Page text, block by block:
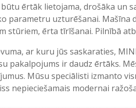
ērtāk lietojama, drošāka un
parametru uzturēšanai. Mašīna
stūriem, ērta tīrīšanai. Pilnībā
ar kuru jūs saskaraties,
pakalpojums ir daudz ērtāks.
Mūsu speciālisti izmanto
nepieciešamais modernai